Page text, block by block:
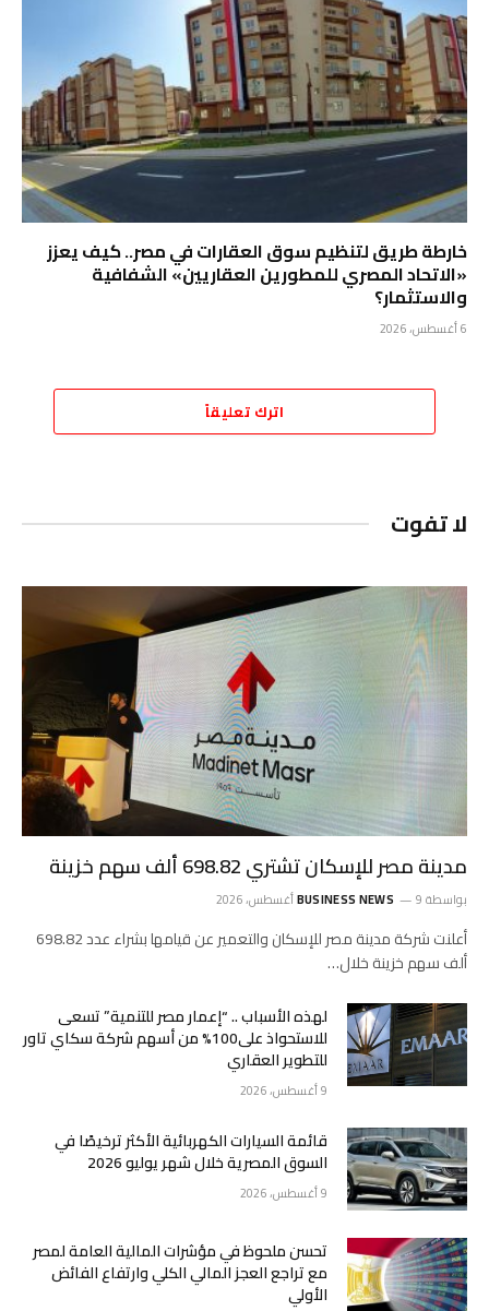
خارطة طريق لتنظيم سوق العقارات في مصر.. كيف يعزز
«الاتحاد المصري للمطورين العقاريين» الشفافية
والاستثمار؟
6 أغسطس، 2026
اترك تعليقاً
لا تفوت
مدينة مصر للإسكان تشتري 698.82 ألف سهم خزينة
بواسطة BUSINESS NEWS 9 أغسطس، 2026
أعلنت شركة مدينة مصر للإسكان والتعمير عن قيامها بشراء عدد 698.82
ألف سهم خزينة خلال…
لهذه الأسباب .. “إعمار مصر للتنمية” تسعى
للاستحواذ على100% من أسهم شركة سكاي تاور
للتطوير العقاري
9 أغسطس، 2026
قائمة السيارات الكهربائية الأكثر ترخيصًا في
السوق المصرية خلال شهر يوليو 2026
9 أغسطس، 2026
تحسن ملحوظ في مؤشرات المالية العامة لمصر
مع تراجع العجز المالي الكلي وارتفاع الفائض
الأولي